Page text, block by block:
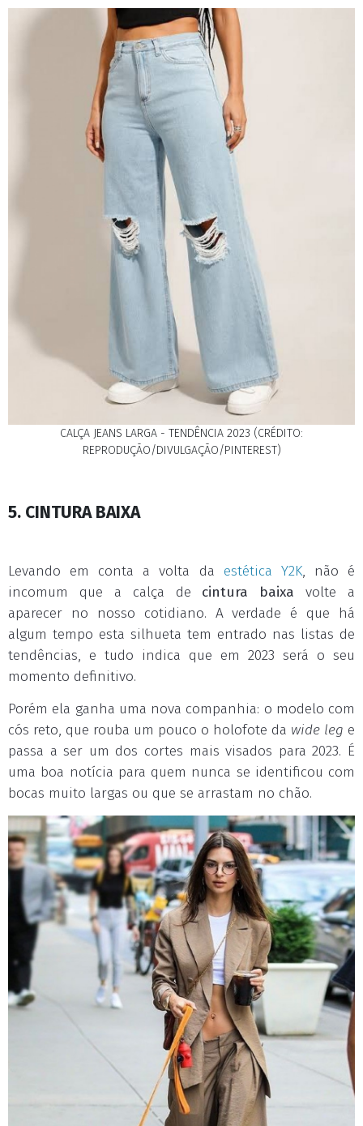
CALÇA JEANS LARGA - TENDÊNCIA 2023 (CRÉDITO:
REPRODUÇÃO/DIVULGAÇÃO/PINTEREST)
5. CINTURA BAIXA
Levando em conta a volta da estética Y2K, não é
incomum que a calça de cintura baixa volte a
aparecer no nosso cotidiano. A verdade é que há
algum tempo esta silhueta tem entrado nas listas de
tendências, e tudo indica que em 2023 será o seu
momento definitivo.
Porém ela ganha uma nova companhia: o modelo com
cós reto, que rouba um pouco o holofote da wide leg e
passa a ser um dos cortes mais visados para 2023. É
uma boa notícia para quem nunca se identificou com
bocas muito largas ou que se arrastam no chão.